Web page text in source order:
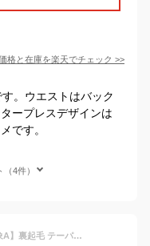
格と在庫を楽天でチェック >>
。ウエストはバック
ープレスデザインは
です。
4件）
【ゲリラSALE】入荷済み 【福袋対象A】裏起毛 テーパードパンツ レディース タック ロングパンツ 楽ちん ウエストゴム あったか センタープレス 美脚 オフィス きれいめ 大人 ボトムス メール便 fbo【lgww-at3395】【即納：1-5営業日】【送料無料】メ込4